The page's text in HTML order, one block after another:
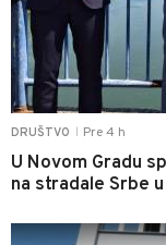
DRUŠTVO Pre 4 h
U Novom Gradu
na stradale Srbe